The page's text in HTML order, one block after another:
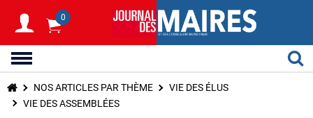
0
NOS ARTICLES PAR THÈME
VIE DES ÉLUS
VIE DES ASSEMBLÉES